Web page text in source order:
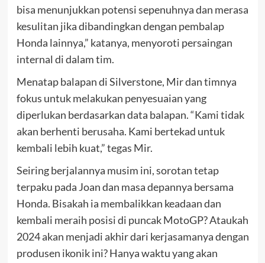
bisa menunjukkan potensi sepenuhnya dan merasa
kesulitan jika dibandingkan dengan pembalap
Honda lainnya,” katanya, menyoroti persaingan
internal di dalam tim.
Menatap balapan di Silverstone, Mir dan timnya
fokus untuk melakukan penyesuaian yang
diperlukan berdasarkan data balapan. “Kami tidak
akan berhenti berusaha. Kami bertekad untuk
kembali lebih kuat,” tegas Mir.
Seiring berjalannya musim ini, sorotan tetap
terpaku pada Joan dan masa depannya bersama
Honda. Bisakah ia membalikkan keadaan dan
kembali meraih posisi di puncak MotoGP? Ataukah
2024 akan menjadi akhir dari kerjasamanya dengan
produsen ikonik ini? Hanya waktu yang akan